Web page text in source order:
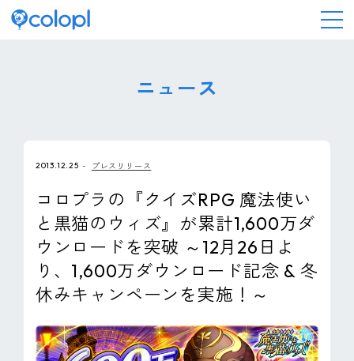
IR情報
採用情報
ニュース
2013.12.25 プレスリリース
コロプラの『クイズRPG 魔法使い
と黒猫のウィズ』が累計1,600万ダ
ウンロードを突破 ～12月26日よ
り、1,600万ダウンロード記念 & 冬
休みキャンペーンを実施！～